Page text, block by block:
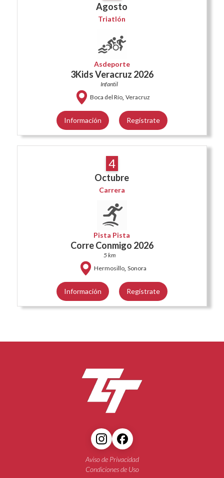
Agosto
Triatlón
Asdeporte
3Kids Veracruz 2026
Infantil
Boca del Río, Veracruz
Información Regístrate
4
Octubre
Carrera
Pista Pista
Corre Conmigo 2026
5 km
Hermosillo, Sonora
Información Regístrate
Aviso de Privacidad
Condiciones de Uso